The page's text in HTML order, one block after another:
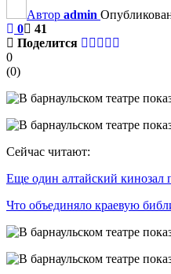
Автор admin
0
41
Поделится
0
(0)
Сейчас читают:
Еще один алтайский кинозал
Что объединяло краевую